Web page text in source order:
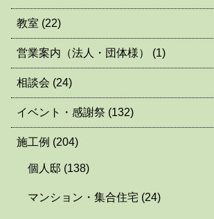
教室 (22)
営業案内（法人・団体様） (1)
相談会 (24)
イベント・感謝祭 (132)
施工例 (204)
個人邸 (138)
マンション・集合住宅 (24)